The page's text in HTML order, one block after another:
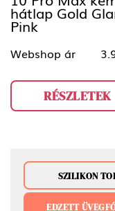
hátlap Gold
Pink
Webshop ár
RÉSZLETEK
SZILIKON
EDZETT